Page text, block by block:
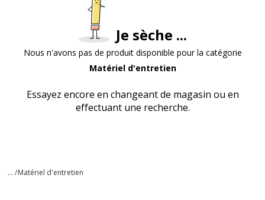
Je sèche ...
Nous n'avons pas de produit disponible pour la catégorie
Matériel d'entretien
Essayez encore en changeant de magasin ou en
effectuant une recherche.
... /Matériel d'entretien